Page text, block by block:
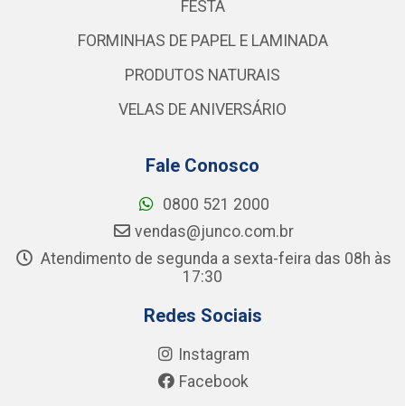
FESTA
FORMINHAS DE PAPEL E LAMINADA
PRODUTOS NATURAIS
VELAS DE ANIVERSÁRIO
Fale Conosco
0800 521 2000
vendas@junco.com.br
Atendimento de segunda a sexta-feira das 08h às
17:30
Redes Sociais
Instagram
Facebook